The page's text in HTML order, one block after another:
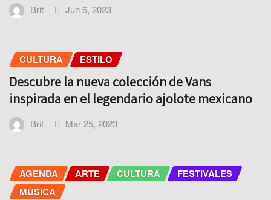
Brit Jun 6, 2023
CULTURA ESTILO
Descubre la nueva colección de Vans
inspirada en el legendario ajolote mexicano
Brit Mar 25, 2023
AGENDA ARTE CULTURA
FESTIVALES
MÚSICA